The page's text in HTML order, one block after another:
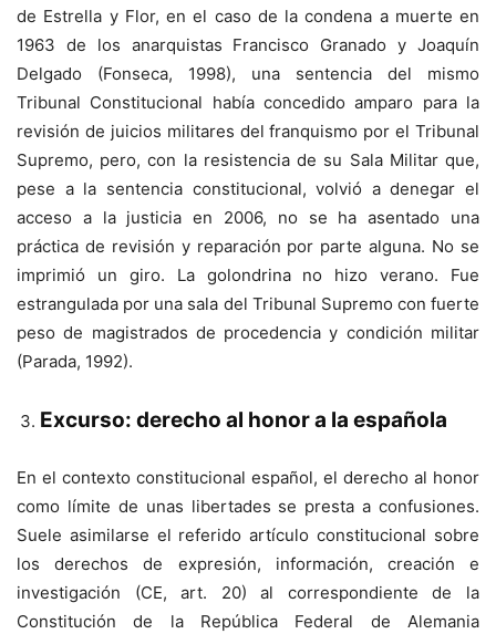
de Estrella y Flor, en el caso de la condena a muerte en
1963 de los anarquistas Francisco Granado y Joaquín
Delgado (Fonseca, 1998), una sentencia del mismo
Tribunal Constitucional había concedido amparo para la
revisión de juicios militares del franquismo por el Tribunal
Supremo, pero, con la resistencia de su Sala Militar que,
pese a la sentencia constitucional, volvió a denegar el
acceso a la justicia en 2006, no se ha asentado una
práctica de revisión y reparación por parte alguna. No se
imprimió un giro. La golondrina no hizo verano. Fue
estrangulada por una sala del Tribunal Supremo con fuerte
peso de magistrados de procedencia y condición militar
(Parada, 1992).
Excurso: derecho al honor a la española
En el contexto constitucional español, el derecho al honor
como límite de unas libertades se presta a confusiones.
Suele asimilarse el referido artículo constitucional sobre
los derechos de expresión, información, creación e
investigación (CE, art. 20) al correspondiente de la
Constitución de la República Federal de Alemania